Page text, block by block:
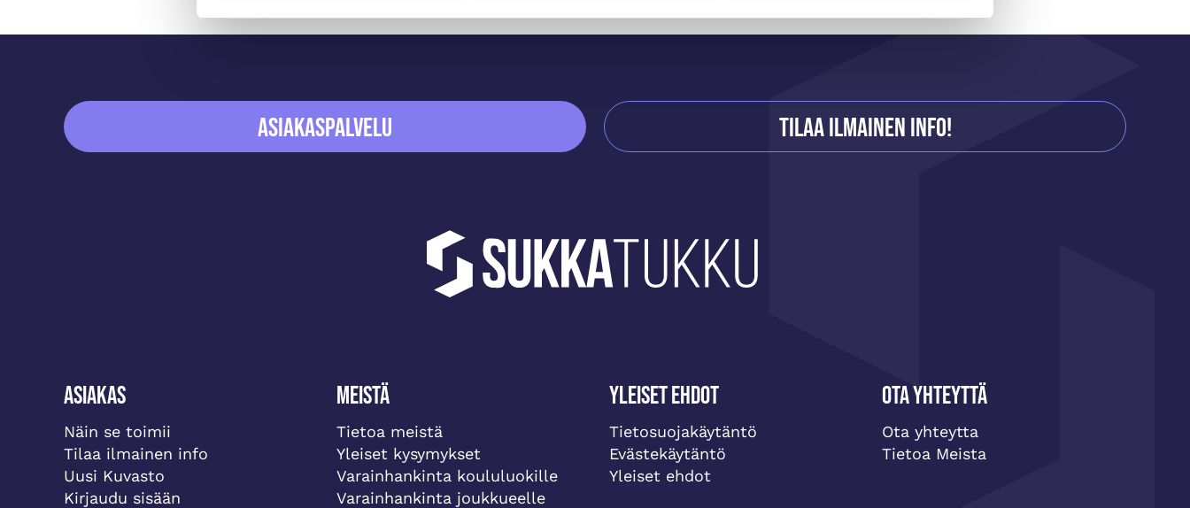
ASIAKASPALVELU Tilaa ilmainen info!
Asiakas
Näin se toimii
Tilaa ilmainen info
Uusi Kuvasto
Kirjaudu sisään
Meistä
Tietoa meistä
Yleiset kysymykset
Varainhankinta koululuokille
Varainhankinta joukkueelle
Yleiset ehdot
Tietosuojakäytäntö
Evästekäytäntö
Yleiset ehdot
Ota yhteyttä
Ota yhteytta
Tietoa Meista